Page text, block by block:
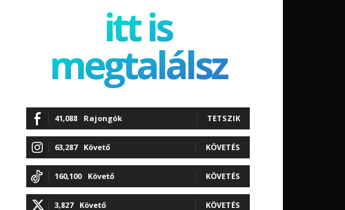
itt is
megtalálsz
41,088 Rajongók TETSZIK
63,287 Követő KÖVETÉS
160,100 Követő KÖVETÉS
3,827 Követő KÖVETÉS